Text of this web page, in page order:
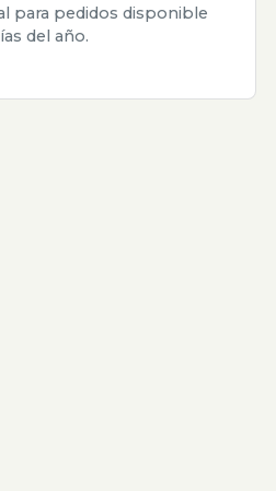
para pedidos disponible
del año.